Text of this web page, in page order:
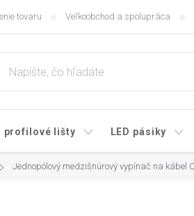
tovaru Veľkoobchod a spolupráca
profilové lišty LED pásiky
Jednopólový medzišnúrový vypínač na kábel